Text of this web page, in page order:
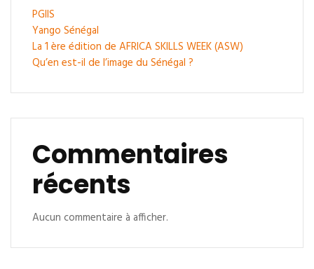
PGIIS
Yango Sénégal
La 1 ère édition de AFRICA SKILLS WEEK (ASW)
Qu’en est-il de l’image du Sénégal ?
Commentaires
récents
Aucun commentaire à afficher.